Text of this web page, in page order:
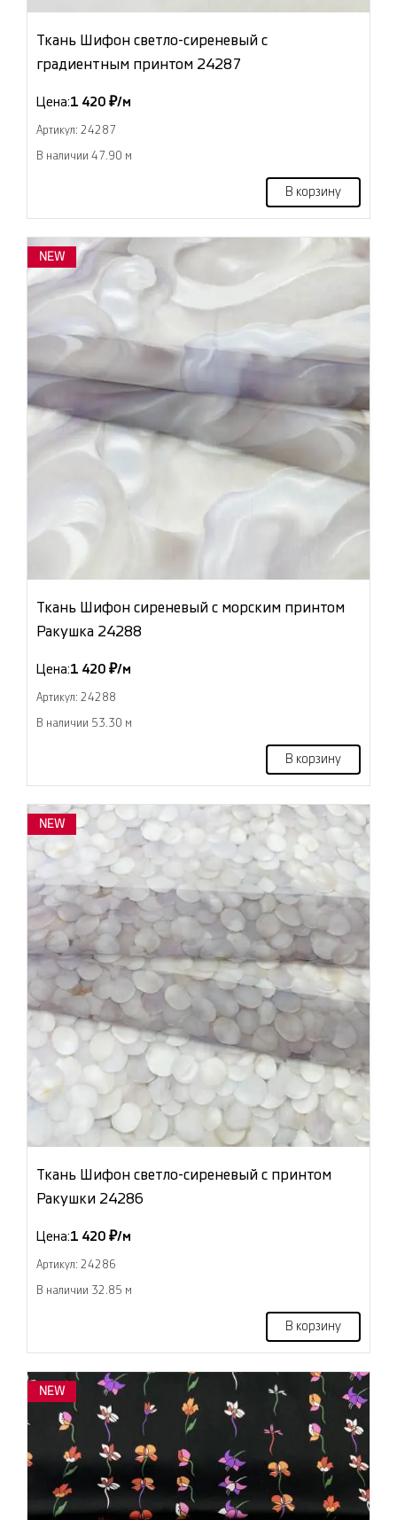
Ткань Шифон светло-сиреневый с
градиентным принтом 24287
Цена:1 420 ₽/м
Артикул: 24287
В наличии 47.90 м
В корзину
NEW
Ткань Шифон сиреневый с морским принтом
Ракушка 24288
Цена:1 420 ₽/м
Артикул: 24288
В наличии 53.30 м
В корзину
NEW
Ткань Шифон светло-сиреневый с принтом
Ракушки 24286
Цена:1 420 ₽/м
Артикул: 24286
В наличии 32.85 м
В корзину
NEW